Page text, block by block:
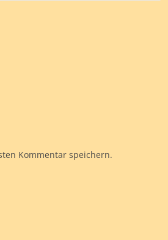
Kommentar speichern.